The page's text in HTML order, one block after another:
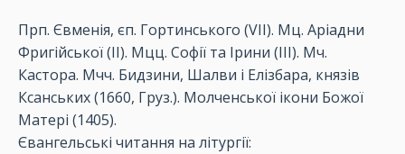
Прп. Євменія, єп. Гортинського (VІІ). Мц. Аріадни
Фригійської (ІІ). Мцц. Софії та Ірини (ІІІ). Мч.
Кастора. Мчч. Бидзини, Шалви і Елізбара, князів
Ксанських (1660, Груз.). Молченської ікони Божої
Матері (1405).
Євангельські читання на літургії: